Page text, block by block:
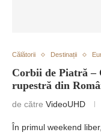
Călătorii Destinații
Corbii de Piatră –
rupestră din
de către VideoUHD
În primul weekend